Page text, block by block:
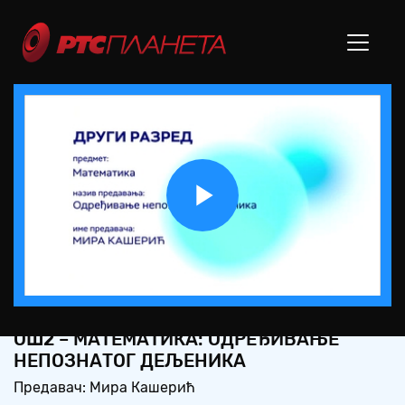
Play
Video
ОШ2 – МАТЕМАТИКА: ОДРЕЂИВАЊЕ
НЕПОЗНАТОГ ДЕЉЕНИКА
Предавач: Мира Кашерић